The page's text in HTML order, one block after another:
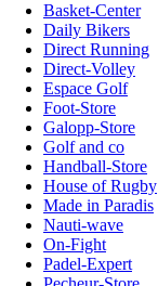
Basket-Center
Daily Bikers
Direct Running
Direct-Volley
Espace Golf
Foot-Store
Galopp-Store
Golf and co
Handball-Store
House of Rugby
Made in Paradis
Nauti-wave
On-Fight
Padel-Expert